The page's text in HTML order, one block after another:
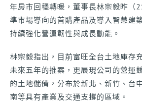
工程進度
年房市回穩轉暖，董事長林宗毅昨（
準市場導向的首購產品及導入智慧建
持續強化營運韌性與成長動能。
林宗毅指出，目前富旺全台土地庫存
未來五年的推案，更展現公司的營運
的土地儲備，分布於新北、新竹、台
南等具有產業及交通支撐的區域。